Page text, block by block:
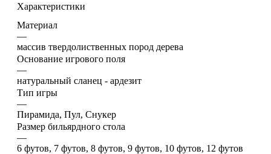
Характеристики
Материал
—
массив твердолиственных пород дерева
Основание игрового поля
—
натуральный сланец - ардезит
Тип игры
—
Пирамида, Пул, Снукер
Размер бильярдного стола
—
6 футов, 7 футов, 8 футов, 9 футов, 10 футов, 12 футов